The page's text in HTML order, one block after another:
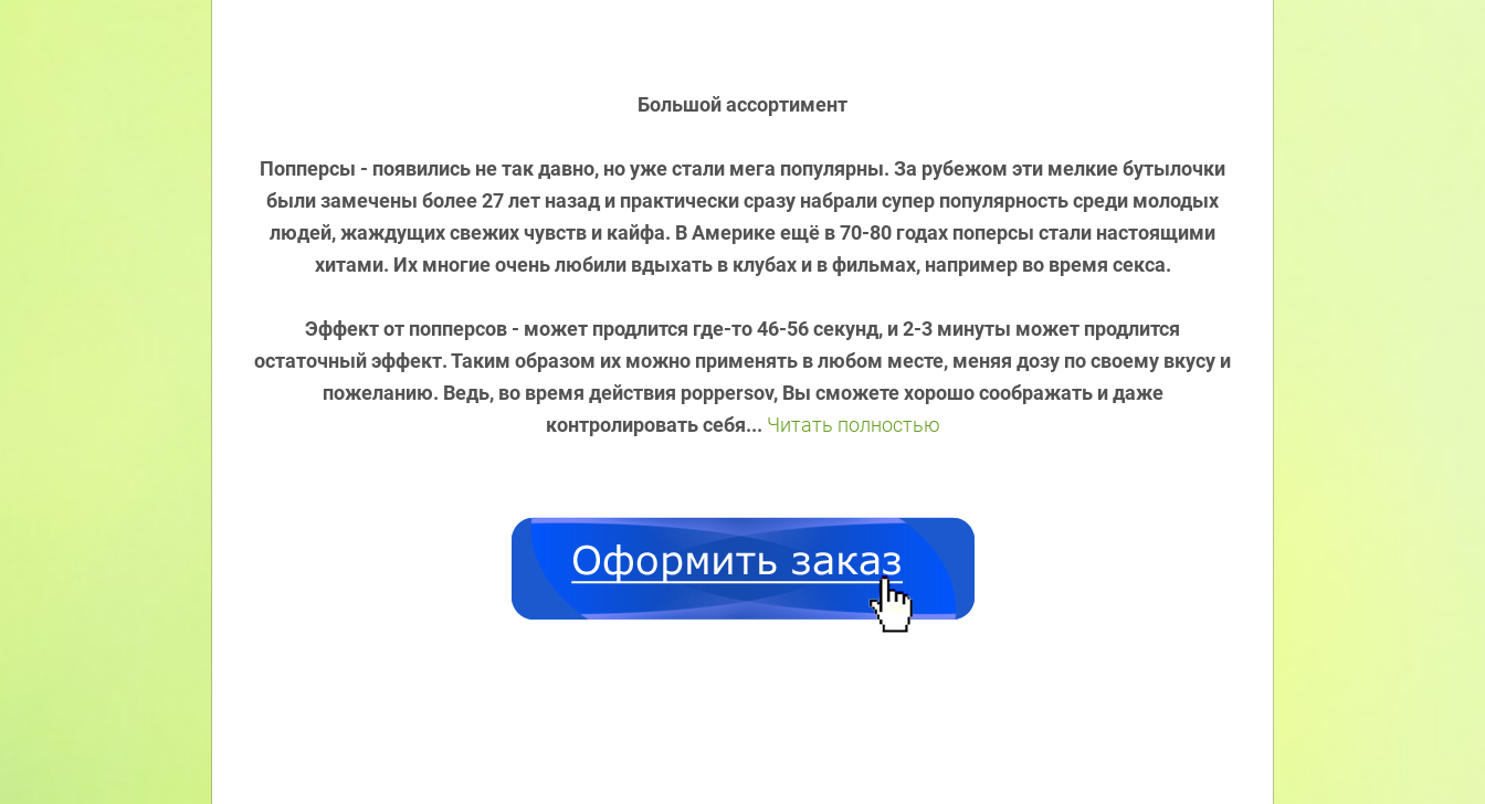
Большой ассортимент
Попперсы - появились не так давно, но уже стали мега популярны. За рубежом эти мелкие бутылочки
были замечены более 27 лет назад и практически сразу набрали супер популярность среди молодых
людей, жаждущих свежих чувств и кайфа. В Америке ещё в 70-80 годах поперсы стали настоящими
хитами. Их многие очень любили вдыхать в клубах и в фильмах, например во время секса.
Эффект от попперсов - может продлится где-то 46-56 секунд, и 2-3 минуты может продлится
остаточный эффект. Таким образом их можно применять в любом месте, меняя дозу по своему вкусу и
пожеланию. Ведь, во время действия poppersov, Вы сможете хорошо соображать и даже
контролировать себя... Читать полностью